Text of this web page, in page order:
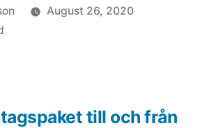
August 26, 2020
till och från